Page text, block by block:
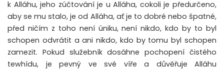
k Alláhu, jeho zúčtování je u Alláha, cokoli je předurčeno,
aby se mu stalo, je od Alláha, ať je to dobré nebo špatné,
před ničím z toho není úniku, není nikdo, kdo by to byl
schopen odvrátit a ani nikdo, kdo by tomu byl schopen
zamezit. Pokud služebník dosáhne pochopení čistého
tewhídu, je pevný ve své víře a důvěřuje Alláhu